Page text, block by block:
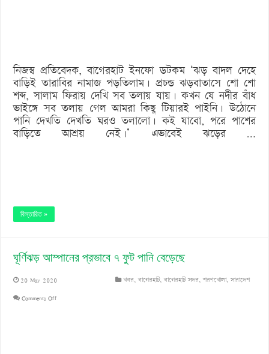
নিজস্ব প্রতিবেদক, বাগেরহাট ইনফো ডটকম ‘ঝড় বাদল দেহে
বাড়িই তারাবির নামাজ পড়তিলাম। প্রচন্ড ঝড়বাতাসে শো শো
শব্দ, সালাম ফিরায় দেখি সব তলায় যায়। কখন যে নদীর বাঁধ
ভাইঙ্গে সব তলায় গেল আমরা কিছু টিয়ারই পাইনি। উঠোনে
পানি দেখতি দেখতি ঘরও তলালো। কই যাবো, পরে পাশের
বাড়িতে আশ্রয় নেই।’ এভাবেই ঝড়ের …
বিস্তারিত »
ঘূর্ণিঝড় আম্পানের প্রভাবে ৭ ফুট পানি বেড়েছে
20 May 2020 খবর,বাগেরহাট,বাগেরহাট সদর,শরণখোলা,সারাদেশ
Comments Offon